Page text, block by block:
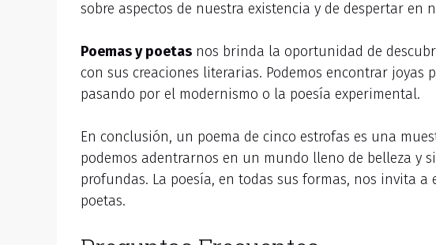
sobre aspectos de nuestra existencia y de despertar en
Poemas y poetas nos brinda la oportunidad de
con sus creaciones literarias. Podemos encontrar
pasando por el modernismo o la poesía experimental.
En conclusión, un poema de cinco estrofas es una
podemos adentrarnos en un mundo lleno de belleza y
profundas. La poesía, en todas sus formas, nos invita
poetas.